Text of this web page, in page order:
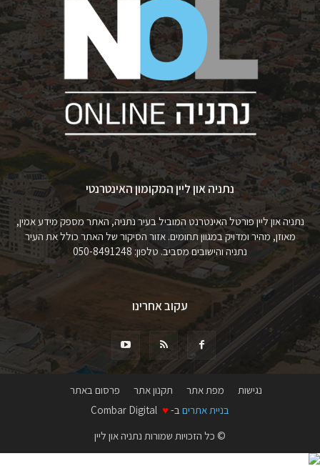
נתניה און ליין המקומון האינטרנטי
נתניה און ליין פורטל האינטרנט המוביל בעיר נתניה, האתר מספק מידע אמין,
מאוזן, מהיר ומדויק במגוון תחומים. אזור הסיקור של האתר כולל את העיר
נתניה והישובים מסביב. טלפון: 050-8491248
עקוב אחרינו
נגישות מפת אתר תקנון אתר
פרסום באתר
בניית אתרים ב- ♥
© כל הזכויות שמורות נתניה און ליין